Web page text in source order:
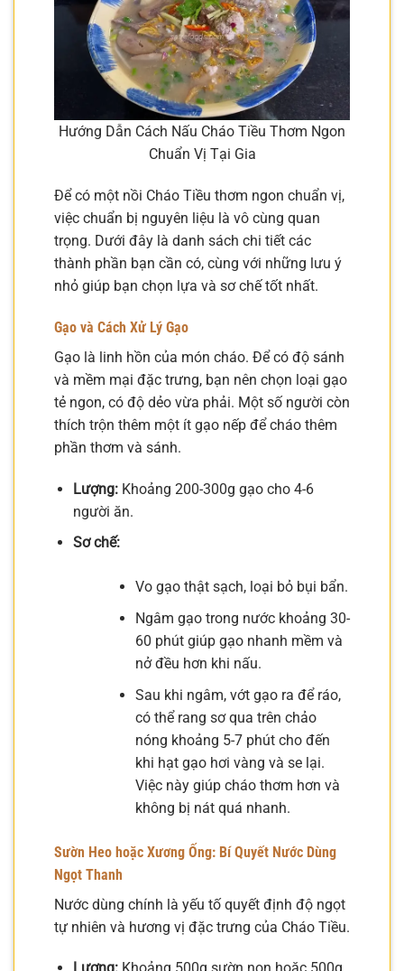
Hướng Dẫn Cách Nấu Cháo Tiều Thơm Ngon
Chuẩn Vị Tại Gia
Để có một nồi Cháo Tiều thơm ngon chuẩn vị,
việc chuẩn bị nguyên liệu là vô cùng quan
trọng. Dưới đây là danh sách chi tiết các
thành phần bạn cần có, cùng với những lưu ý
nhỏ giúp bạn chọn lựa và sơ chế tốt nhất.
Gạo và Cách Xử Lý Gạo
Gạo là linh hồn của món cháo. Để có độ sánh
và mềm mại đặc trưng, bạn nên chọn loại gạo
tẻ ngon, có độ dẻo vừa phải. Một số người còn
thích trộn thêm một ít gạo nếp để cháo thêm
phần thơm và sánh.
Lượng:Khoảng 200-300g gạo cho 4-6
người ăn.
Sơ chế:
Vo gạo thật sạch, loại bỏ bụi bẩn.
Ngâm gạo trong nước khoảng 30-
60 phút giúp gạo nhanh mềm và
nở đều hơn khi nấu.
Sau khi ngâm, vớt gạo ra để ráo,
có thể rang sơ qua trên chảo
nóng khoảng 5-7 phút cho đến
khi hạt gạo hơi vàng và se lại.
Việc này giúp cháo thơm hơn và
không bị nát quá nhanh.
Sườn Heo hoặc Xương Ống: Bí Quyết Nước Dùng
Ngọt Thanh
Nước dùng chính là yếu tố quyết định độ ngọt
tự nhiên và hương vị đặc trưng của Cháo Tiều.